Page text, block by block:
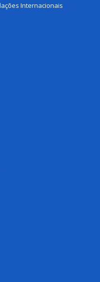
Internacionais